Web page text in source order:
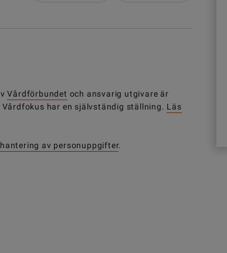
Vårdförbundet och ansvarig utgivare är
Vårdfokus har en självständig ställning. Läs
hantering av personuppgifter.